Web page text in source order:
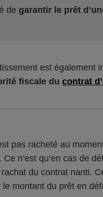
de garantir le prêt
est également
fiscale du contrat
pas racheté au
n’est qu’en cas de
du contrat nanti.
montant du prêt en